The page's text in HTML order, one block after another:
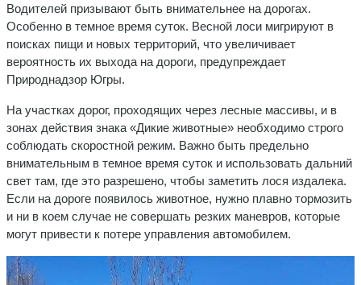
Водителей призывают быть внимательнее на дорогах.
Особенно в темное время суток. Весной лоси мигрируют в
поисках пищи и новых территорий, что увеличивает
вероятность их выхода на дороги, предупреждает
Природнадзор Югры.
На участках дорог, проходящих через лесные массивы, и в
зонах действия знака «Дикие животные» необходимо строго
соблюдать скоростной режим. Важно быть предельно
внимательным в темное время суток и использовать дальний
свет там, где это разрешено, чтобы заметить лося издалека.
Если на дороге появилось животное, нужно плавно тормозить
и ни в коем случае не совершать резких маневров, которые
могут привести к потере управления автомобилем.